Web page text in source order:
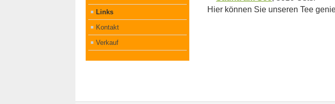
Links
Kontakt
Verkauf
Hier können Sie unseren Tee